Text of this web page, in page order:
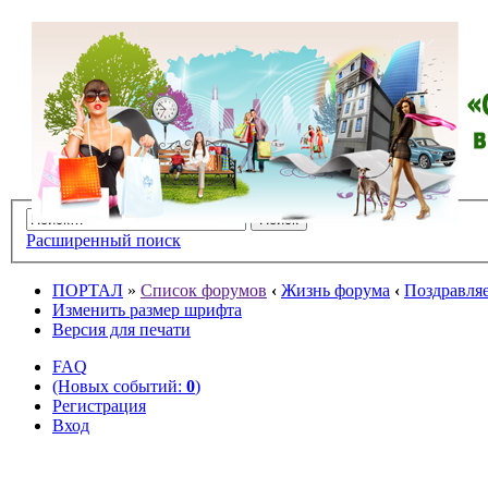
Расширенный поиск
ПОРТАЛ » Список форумов ‹ Жизнь форума ‹
Изменить размер шрифта
Версия для печати
FAQ
(Новых событий: 0)
Регистрация
Вход